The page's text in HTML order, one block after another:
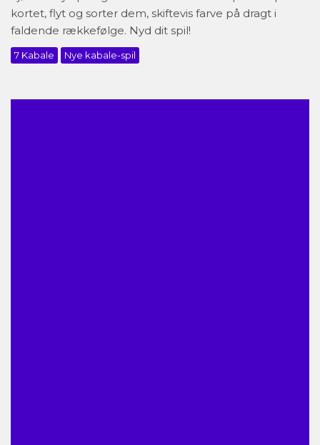
kortet, flyt og sorter dem, skiftevis farve på dragt i
faldende rækkefølge. Nyd dit spil!
7 Kabale Nye kabale-spil